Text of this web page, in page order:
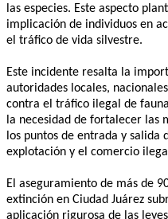
las especies. Este aspecto
implicación de individuos en
el tráfico de vida silvestre.
Este incidente resalta la
autoridades locales,
contra el tráfico ilegal de
la necesidad de fortalecer las
los puntos de entrada y salida
explotación y el comercio
El aseguramiento de más de
extinción en Ciudad Juárez
aplicación rigurosa de las